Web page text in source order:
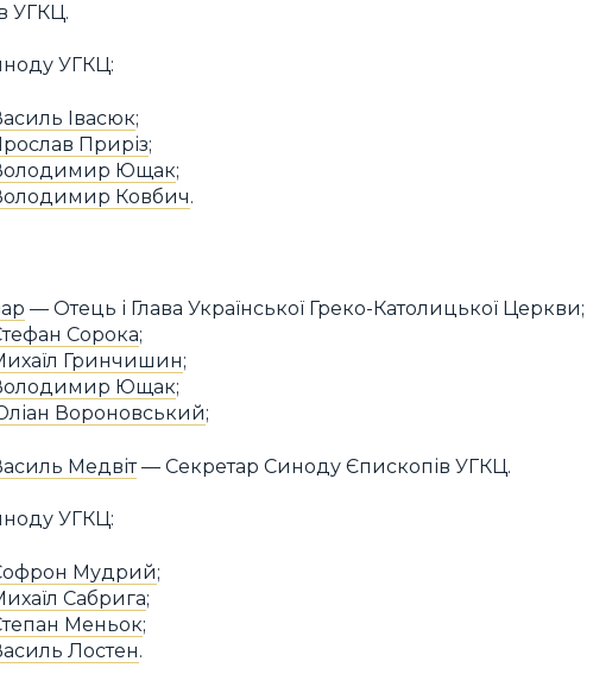
УГКЦ.
УГКЦ:
Івасюк;
Приріз;
Ющак;
Ковбич.
— Отець і Глава Української Греко-Католицької Церкви;
Сорока;
Гринчишин;
Ющак;
Вороновський;
Медвіт— Секретар Синоду Єпископів УГКЦ.
УГКЦ:
Мудрий;
Сабрига;
Меньок;
Лостен.